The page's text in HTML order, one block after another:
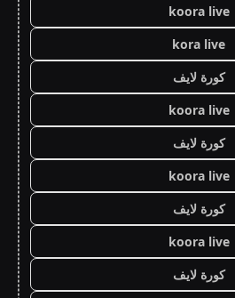
koora live
kora live
كورة لايف
koora live
كورة لايف
koora live
كورة لايف
koora live
كورة لايف